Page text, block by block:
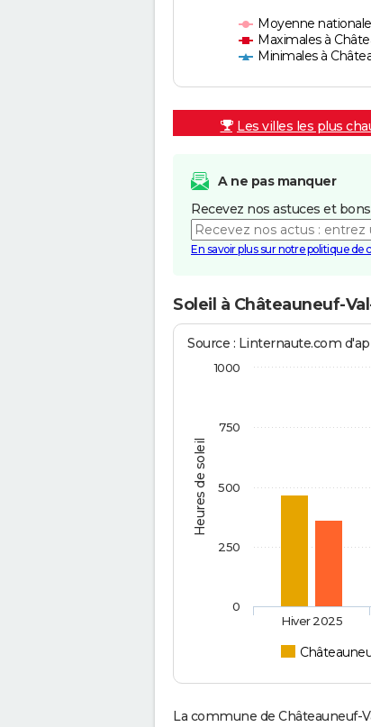
Moyenne
Maximales à
Minimales à
Les villes les plus
A ne pas manquer
Recevez nos astuces et
En savoir plus sur notre politique de
Soleil à Châteauneuf-
Heures de soleil
Source : Linternaute.com
Hiver 2025
0
250
500
750
1000
La commune de Châteauneuf-